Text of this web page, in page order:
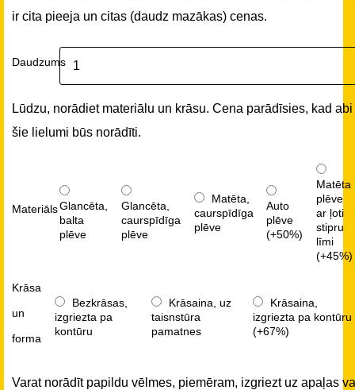
ir cita pieeja un citas (daudz mazākas) cenas.
Daudzums
Lūdzu, norādiet materiālu un krāsu. Cena parādīsies, kad abi
šie lielumi būs norādīti.
MateriālsGlancēta,
balta
plēve
Glancēta,
caurspīdīga
plēve
Matēta,
caurspīdīga
plēve
Auto
plēve
(+50%)
Matēta
plēve
ar ļoti
stipru
līmi
(+45%)
Krāsa
un
forma
Bezkrāsas,
izgriezta pa
kontūru
Krāsaina, uz
taisnstūra
pamatnes
Krāsaina,
izgriezta pa kontūru
(+67%)
Varat norādīt papildu vēlmes, piemēram, izgriezt uz apaļas